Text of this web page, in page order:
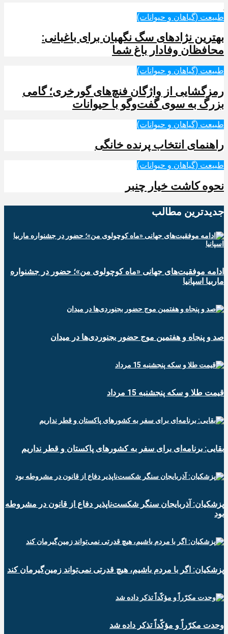
طبیعت (گیاهان و حیوانات)
بهترین نژادهای سگ نگهبان برای باغبانی:
محافظان وفادار باغ شما
طبیعت (گیاهان و حیوانات)
رمزگشایی از واژگان فنچ‌های گورخری؛ گامی
بزرگ به سوی گفت‌وگو با حیوانات
طبیعت (گیاهان و حیوانات)
راهنمای انتخاب پرنده خانگی
طبیعت (گیاهان و حیوانات)
نحوه کاشت خیار چنبر
جدیدترین‌ مطالب
ادامه موفقیت‌های جهانی «ماه کوچولوی من»؛ حضور در جشنواره
ماربیا اسپانیا
صد و پنجاه و هفتمین موج حضور بجنوردی‌ها در میدان
قیمت طلا و سکه پنجشنبه 15 مرداد
بقایی: برنامه‌ای برای سفر به کشورهای پاکستان و قطر نداریم
پزشکیان: آذربایجان سنگر شکست‌ناپذیر دفاع از قانون در مشروطه
بود
پزشکیان: اگر با مردم باشیم، هیچ قدرتی نمی‌تواند زمین‌گیرمان کند
وحدت مکرّراً و مؤکّداً تذکر داده شد